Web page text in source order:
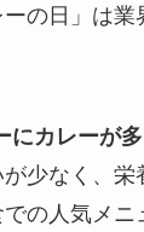
の日」は業
にカレーが
少なく、栄
の人気メニ